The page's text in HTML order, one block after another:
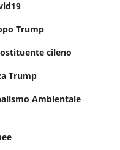
Trump
cileno
Trump
Ambientale